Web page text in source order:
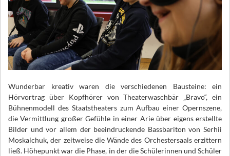
Wunderbar kreativ waren die verschiedenen Bausteine: ein
Hörvortrag über Kopfhörer von Theaterwaschbär „Bravo“, ein
Bühnenmodell des Staatstheaters zum Aufbau einer Opernszene,
die Vermittlung großer Gefühle in einer Arie über eigens erstellte
Bilder und vor allem der beeindruckende Bassbariton von Serhii
Moskalchuk, der zeitweise die Wände des Orchestersaals erzittern
ließ. Höhepunkt war die Phase, in der die Schülerinnen und Schüler